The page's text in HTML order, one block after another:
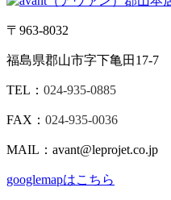
〒963-8032
福島県郡山市字下亀田17-7
TEL： 024-935-0885
FAX： 024-935-0036
MAIL：avant@leprojet.co.jp
googlemapはこちら